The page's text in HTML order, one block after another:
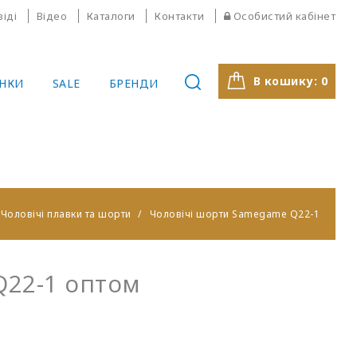
Відео Каталоги Контакти Особистий кабінет
В кошику: 0
SALE БРЕНДИ
Чоловічі плавки та шорти Чоловічі шорти Samegame Q22-1
1 оптом